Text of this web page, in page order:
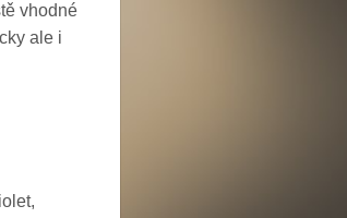
vhodné
ale i